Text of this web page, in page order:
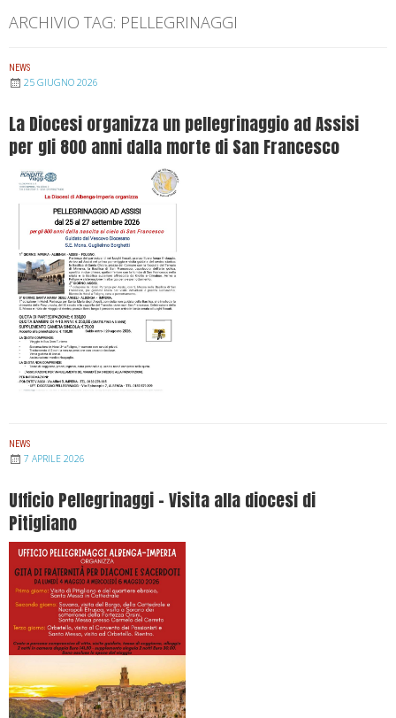
ARCHIVIO TAG: PELLEGRINAGGI
NEWS
25 GIUGNO 2026
La Diocesi organizza un pellegrinaggio ad Assisi
per gli 800 anni dalla morte di San Francesco
NEWS
7 APRILE 2026
Ufficio Pellegrinaggi – Visita alla diocesi di
Pitigliano